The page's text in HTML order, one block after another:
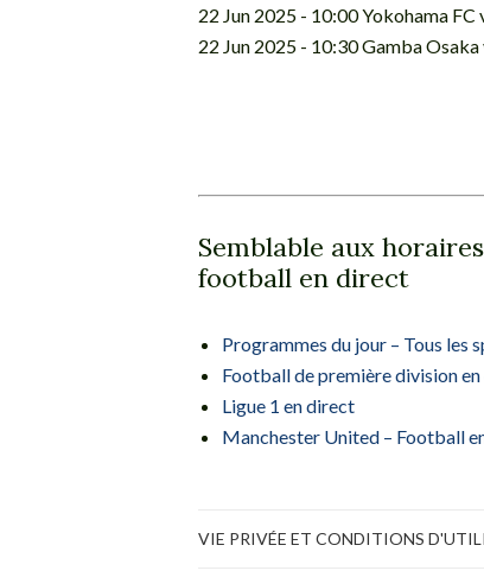
22 Jun 2025 - 10:00 Yokohama
22 Jun 2025 - 10:30 Gamba
Semblable aux
football en direct
Programmes du jour – Tous les
Football de première division
Ligue 1 en direct
Manchester United – Football
VIE PRIVÉE ET CONDITIONS